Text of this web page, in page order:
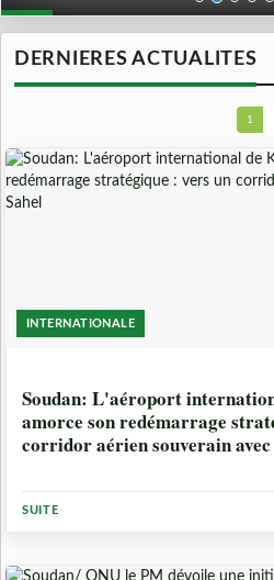
DERNIERES ACTUALITES
1
INTERNATIONALE
Soudan: L'aéroport
amorce son redémarrage
corridor aérien souverain avec
SUITE